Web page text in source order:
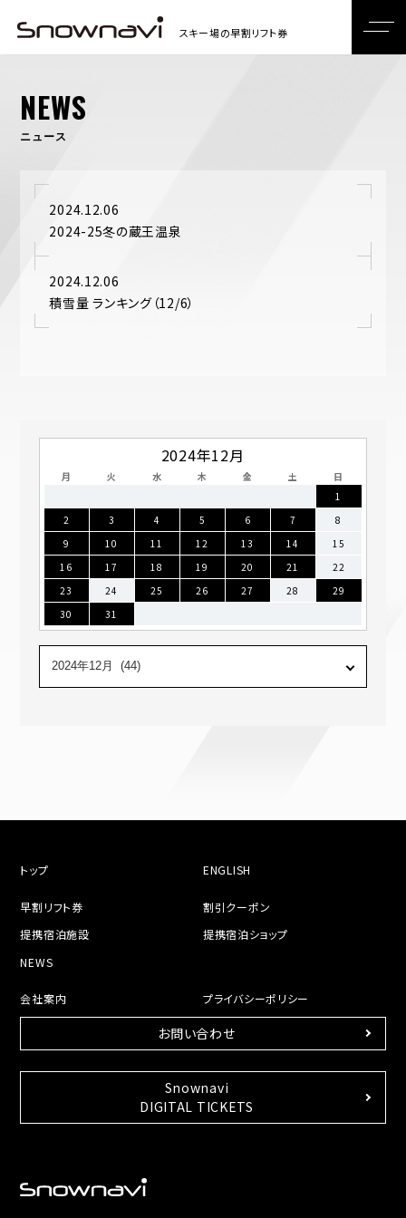
NEWS
ニュース
2024.12.06
2024-25冬の蔵王温泉
2024.12.06
積雪量 ランキング（12/6）
2024年12月
月 火 水 木 金 土
日
1
2
3 4 5 6 7
8
9
10 11 12 13 14
15
16
17 18 19 20 21
22
23
24 25 26 27 28
29
30
31
トップ ENGLISH
早割リフト券
割引クーポン
提携宿泊施設
提携宿泊ショップ
NEWS
会社案内 プライバシーポリシー
お問い合わせ
Snownavi
DIGITAL TICKETS